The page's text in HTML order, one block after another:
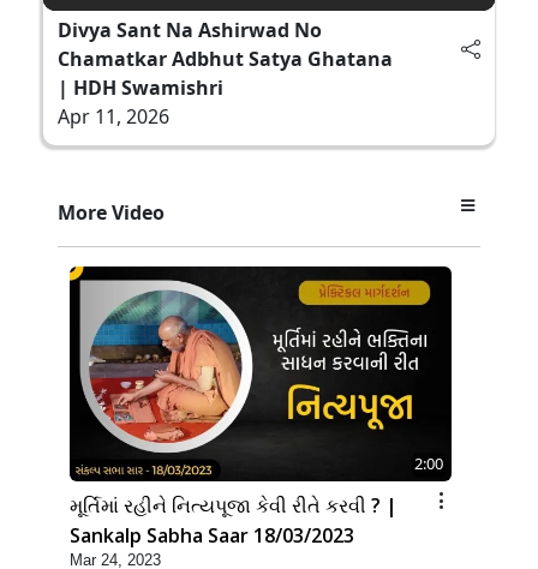
Divya Sant Na Ashirwad No
Chamatkar Adbhut Satya Ghatana
| HDH Swamishri
Apr 11, 2026
More Video
2:00
મૂર્તિમાં રહીને નિત્યપૂજા કેવી રીતે કરવી ? |
Sankalp Sabha Saar 18/03/2023
Mar 24, 2023